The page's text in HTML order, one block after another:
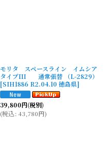
モリタ スペースライン イムシア
タイプIII 通常張替 （L-2829）
[SIH1886 R2.04.10 徳島県]
39,800円(税別)
(税込: 43,780円)